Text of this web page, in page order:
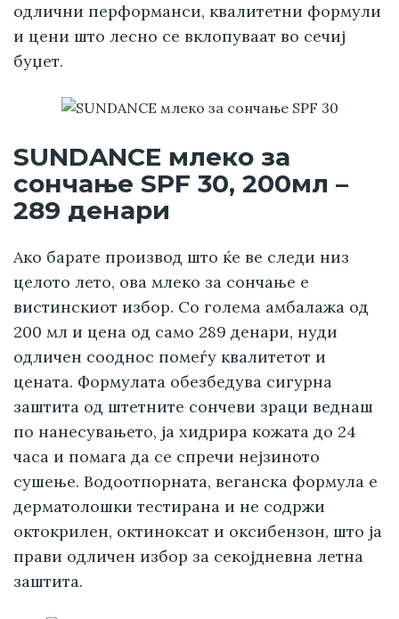
одлични перформанси, квалитетни формули
и цени што лесно се вклопуваат во сечиј
буџет.
SUNDANCE млеко за
сончање SPF 30, 200мл –
289 денари
Ако барате производ што ќе ве следи низ
целото лето, ова млеко за сончање е
вистинскиот избор. Со голема амбалажа од
200 мл и цена од само 289 денари, нуди
одличен сооднос помеѓу квалитетот и
цената. Формулата обезбедува сигурна
заштита од штетните сончеви зраци веднаш
по нанесувањето, ја хидрира кожата до 24
часа и помага да се спречи нејзиното
сушење. Водоотпорната, веганска формула е
дерматолошки тестирана и не содржи
октокрилен, октиноксат и оксибензон, што ја
прави одличен избор за секојдневна летна
заштита.